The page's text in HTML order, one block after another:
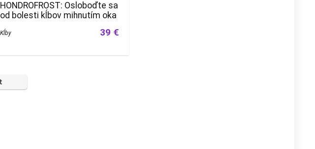
HONDROFROST: Osloboďte sa
od bolesti kĺbov mihnutím oka
Kĺby 39 €